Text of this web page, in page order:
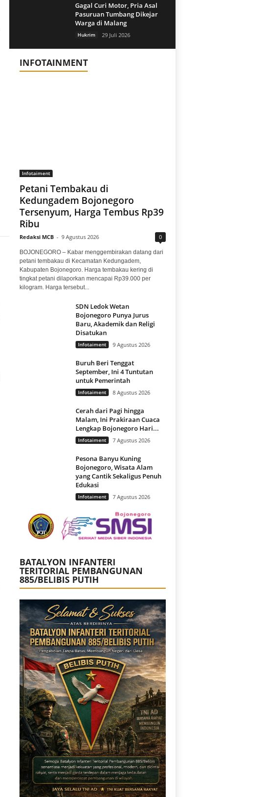
Gagal Curi Motor, Pria Asal
Pasuruan Tumbang Dikejar
Warga di Malang
Hukrim 29 Juli 2026
INFOTAINMENT
Infotaiment
Petani Tembakau di
Kedungadem Bojonegoro
Tersenyum, Harga Tembus Rp39
Ribu
Redaksi MCB - 9 Agustus 2026 0
BOJONEGORO – Kabar menggembirakan datang dari
petani tembakau di Kecamatan Kedungadem,
Kabupaten Bojonegoro. Harga tembakau kering di
tingkat petani dilaporkan mencapai Rp39.000 per
kilogram. Harga tersebut...
SDN Ledok Wetan
Bojonegoro Punya Jurus
Baru, Akademik dan Religi
Disatukan
Infotaiment 9 Agustus 2026
Buruh Beri Tenggat
September, Ini 4 Tuntutan
untuk Pemerintah
Infotaiment 8 Agustus 2026
Cerah dari Pagi hingga
Malam, Ini Prakiraan Cuaca
Lengkap Bojonegoro Hari...
Infotaiment 7 Agustus 2026
Pesona Banyu Kuning
Bojonegoro, Wisata Alam
yang Cantik Sekaligus Penuh
Edukasi
Infotaiment 7 Agustus 2026
BATALYON INFANTERI
TERITORIAL PEMBANGUNAN
885/BELIBIS PUTIH